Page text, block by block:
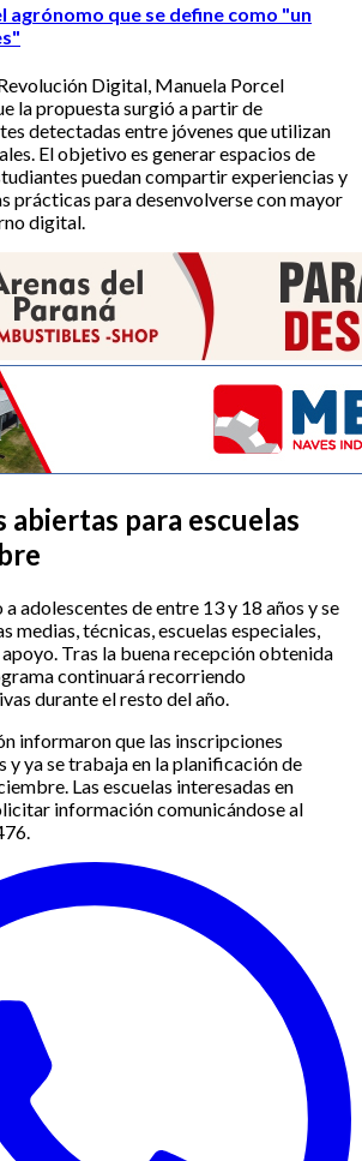
agrónomo que se define como "un
Digital, Manuela Porcel
la propuesta surgió a partir de
detectadas entre jóvenes que utilizan
El objetivo es generar espacios de
puedan compartir experiencias y
prácticas para desenvolverse con mayor
digital.
abiertas para escuelas
adolescentes de entre 13 y 18 años y se
medias, técnicas, escuelas especiales,
Tras la buena recepción obtenida
continuará recorriendo
durante el resto del año.
informaron que las inscripciones
y ya se trabaja en la planificación de
Las escuelas interesadas en
información comunicándose al